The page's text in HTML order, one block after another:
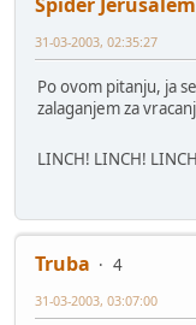
31-03-2003, 02:35:27
Po ovom pitanju, ja
zalaganjem za
LINCH! LINCH!
Truba
4
31-03-2003, 03:07:00